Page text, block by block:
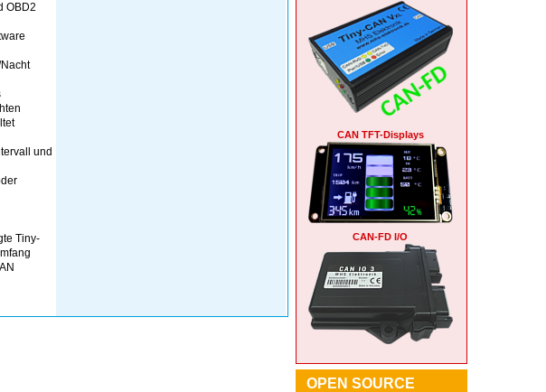
OBD2
und
Tiny-
CAN TFT-Displays
CAN-FD I/O
OPEN SOURCE